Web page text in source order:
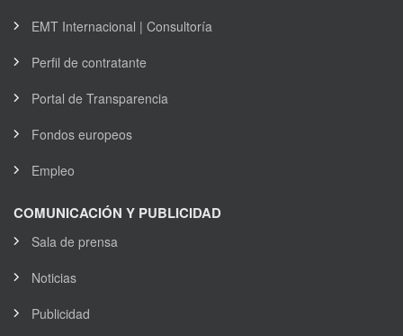
EMT Internacional | Consultoría
Perfil de contratante
Portal de Transparencia
Fondos europeos
Empleo
COMUNICACIÓN Y PUBLICIDAD
Sala de prensa
Noticias
Publicidad